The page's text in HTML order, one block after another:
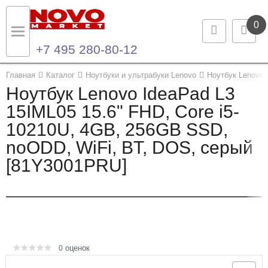
0
+7 495 280-80-12
Главная Каталог Ноутбуки и ультрабуки Lenovo Ноутбук
Ноутбук Lenovo IdeaPad L3
15IML05 15.6" FHD, Core i5-
10210U, 4GB, 256GB SSD,
noODD, WiFi, BT, DOS, серый
[81Y3001PRU]
0 оценок
Назад
Каталог продукции
Ноутбуки и ультрабуки
Компьютеры
Назад
Контакты
Контактная информация